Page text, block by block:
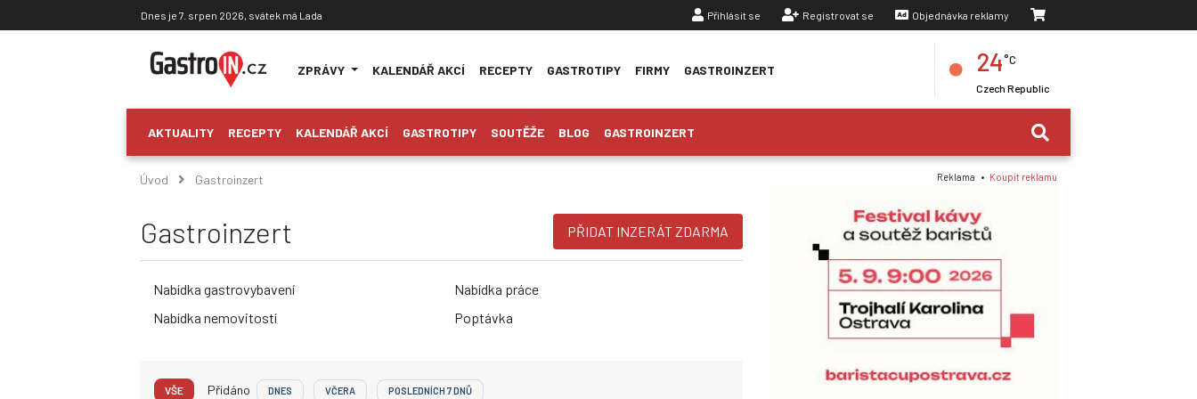
Dnes je 7. srpen 2026, svátek má Lada Přihlásit se Registrovat se Objednávka reklamy
ZPRÁVY KALENDÁŘ AKCÍ RECEPTY GASTROTIPY FIRMY GASTROINZERT(CURRENT) 24°C
Czech Republic
AKTUALITY RECEPTY KALENDÁŘ AKCÍ GASTROTIPY SOUTĚŽE BLOG GASTROINZERT
Úvod Gastroinzert
Gastroinzert PŘIDAT INZERÁT ZDARMA
Nabídka gastrovybavení
Nabídka nemovitostí
Nabídka práce
Poptávka
VŠE Přidáno DNES VČERA POSLEDNÍCH 7 DNŮ
Reklama • Koupit reklamu